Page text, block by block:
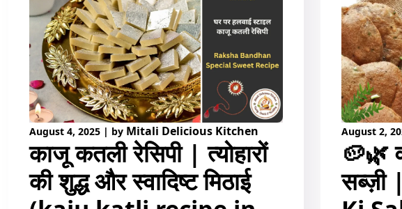
August 4, 2025 | by Mitali Delicious Kitchen
काजू कतली रेसिपी | त्योहारों
की शुद्ध और स्वादिष्ट मिठाई
August 2,
🥔🌿